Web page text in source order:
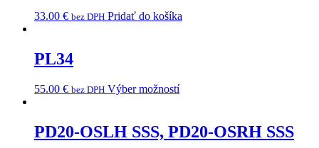
33.00 € bez DPH Pridať do košíka
PL34
55.00 € bez DPH Výber možností
PD20-OSLH SSS, PD20-OSRH SSS